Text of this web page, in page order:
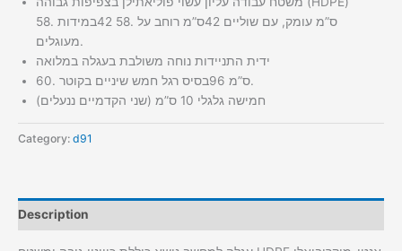
במידות 58‪.‬42 ס”מ רוחב על 58‪.‬42 ס”מ עומק, עם שוליים
מעוגלים.
ידית התניידות נוחה משולבת בעגלה במלואה
בסיס רגל חמש שיניים בקוטר 60‪.‬96 ס”מ.
חמישה גלגלי 10 ס”מ (שני הקדמיים ננעלים)
Category: d91
Description